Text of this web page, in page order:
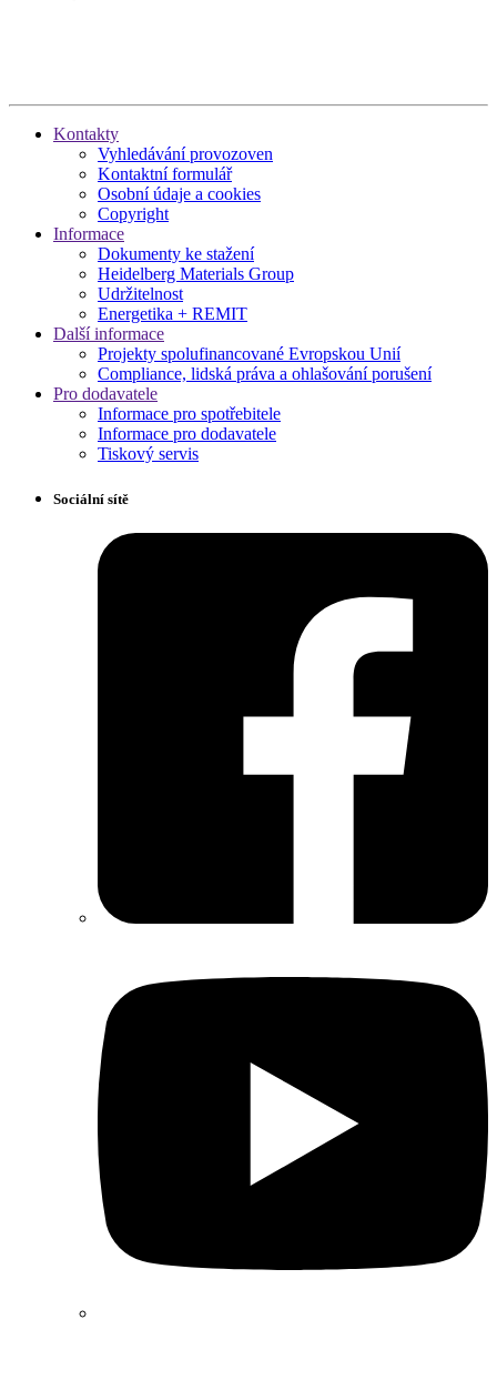
Kontakty
Vyhledávání provozoven
Kontaktní formulář
Osobní údaje a cookies
Copyright
Informace
Dokumenty ke stažení
Heidelberg Materials Group
Udržitelnost
Energetika + REMIT
Další informace
Projekty spolufinancované Evropskou Unií
Compliance, lidská práva a ohlašování porušení
Pro dodavatele
Informace pro spotřebitele
Informace pro dodavatele
Tiskový servis
Sociální sítě